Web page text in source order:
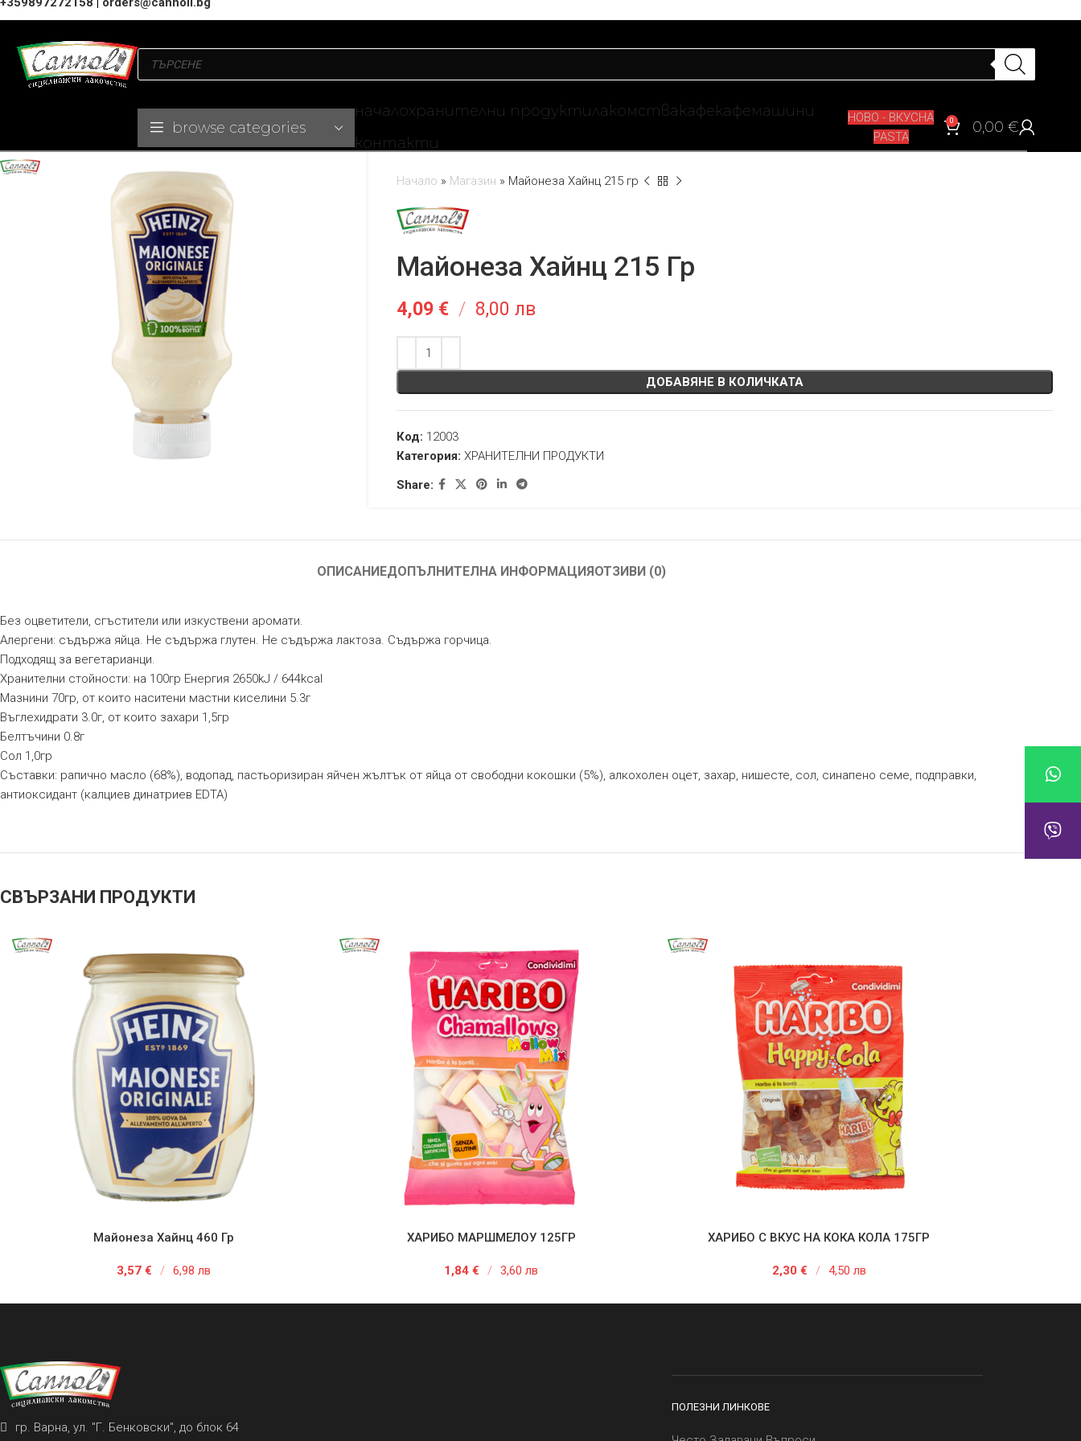
browse categories
началохранителни продуктилакомствакафекафемашини
контакти
НОВО - ВКУСНА
PASTA
0 0,00 €
Начало » Магазин » Майонеза Хайнц 215 гр
Майонеза Хайнц 215 Гр
4,09 € / 8,00 лв
ДОБАВЯНЕ В КОЛИЧКАТА
Код: 12003
Категория: ХРАНИТЕЛНИ ПРОДУКТИ
Share:
ОПИСАНИЕДОПЪЛНИТЕЛНА ИНФОРМАЦИЯ ОТЗИВИ (0)
Без оцветители, сгъстители или изкуствени аромати.
Алергени: съдържа яйца. Не съдържа глутен. Не съдържа лактоза. Съдържа горчица.
Подходящ за вегетарианци.
Хранителни стойности: на 100гр Енергия 2650kJ / 644kcal
Мазнини 70гр, от които наситени мастни киселини 5.3г
Въглехидрати 3.0г, от които захари 1,5гр
Белтъчини 0.8г
Сол 1,0гр
Съставки: рапично масло (68%), водопад, пастьоризиран яйчен жълтък от яйца от свободни кокошки (5%), алкохолен оцет, захар, нишесте, сол, синапено семе, подправки,
антиоксидант (калциев динатриев EDTA)
СВЪРЗАНИ ПРОДУКТИ
ДОБАВЯНЕ В КОЛИЧКАТАМайонеза Хайнц 460 Гр
3,57€ / 6,98 лв
ДОБАВЯНЕ В КОЛИЧКАТА
ХАРИБО МАРШМЕЛОУ 125ГР
1,84€ / 3,60 лв
ДОБАВЯНЕ В КОЛИЧКАТА
ХАРИБО С ВКУС НА КОКА КОЛА 175ГР
2,30 € / 4,50 лв
гр. Варна, ул. "Г. Бенковски", до блок 64
ПОЛЕЗНИ ЛИНКОВЕ